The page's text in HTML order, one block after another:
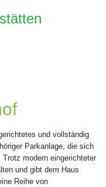
und vollständig
Parkanlage, die sich
modern eingerichteter
und gibt dem Haus
Reihe von